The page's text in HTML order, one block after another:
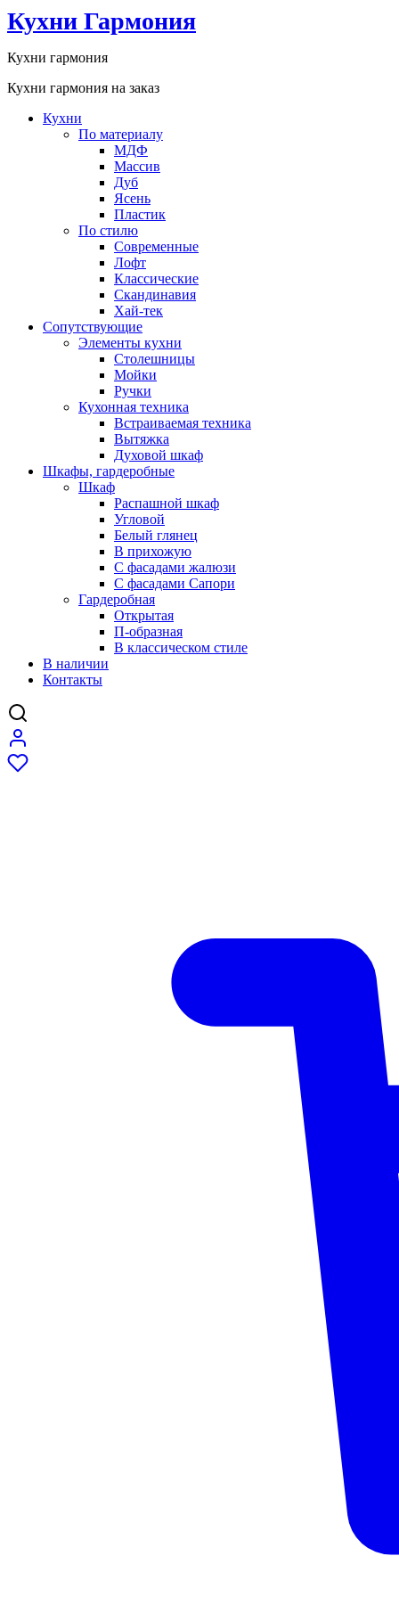
Кухни Гармония
Кухни гармония
Кухни гармония на заказ
Кухни
По материалу
МДФ
Массив
Дуб
Ясень
Пластик
По стилю
Современные
Лофт
Классические
Скандинавия
Хай-тек
Сопутствующие
Элементы кухни
Столешницы
Мойки
Ручки
Кухонная техника
Встраиваемая техника
Вытяжка
Духовой шкаф
Шкафы, гардеробные
Шкаф
Распашной шкаф
Угловой
Белый глянец
В прихожую
C фасадами жалюзи
C фасадами Сапори
Гардеробная
Открытая
П-образная
В классическом стиле
В наличии
Контакты